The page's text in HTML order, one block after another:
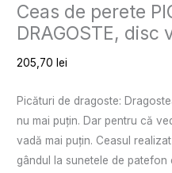
Ceas de perete
DRAGOSTE, disc
205,70lei
Picături de dragoste:
nu mai puțin. Dar pentru că
vadă mai puțin. Ceasul
gândul la sunetele de patefon